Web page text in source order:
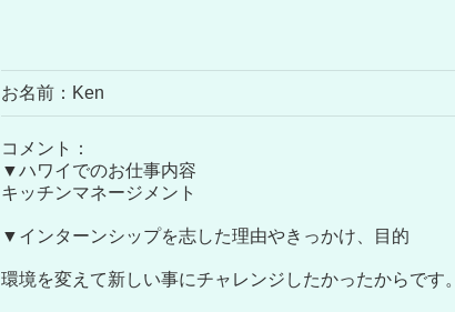
お名前：Ken
コメント：
▼ハワイでのお仕事内容
キッチンマネージメント
▼インターンシップを志した理由やきっかけ、目的
環境を変えて新しい事にチャレンジしたかったからです。